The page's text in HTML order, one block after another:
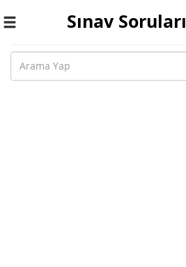
Toggle
Sınav Soruları